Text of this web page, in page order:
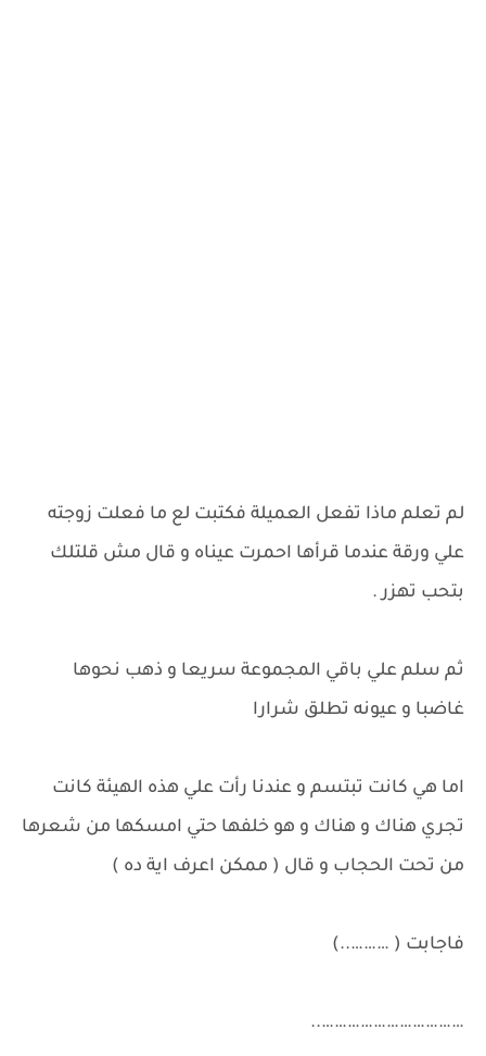
لم تعلم ماذا تفعل العميلة فكتبت لع ما فعلت زوجته
علي ورقة عندما قرأها احمرت عيناه و قال مش قلتلك
بتحب تهزر .
ثم سلم علي باقي المجموعة سريعا و ذهب نحوها
غاضبا و عيونه تطلق شرارا
اما هي كانت تبتسم و عندنا رأت علي هذه الهيئة كانت
تجري هناك و هناك و هو خلفها حتي امسكها من شعرها
من تحت الحجاب و قال ( ممكن اعرف اية ده )
فاجابت ( ………..)
……………………………..